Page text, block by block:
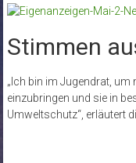
Stimmen
„Ich bin im Jugendrat,
einzubringen und sie in
Umweltschutz“, erläutert